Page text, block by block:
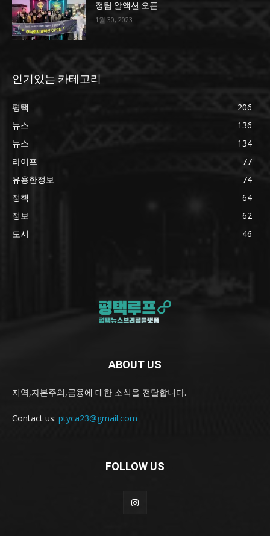
정팀 알액션 오픈
1월 30, 2023
인기있는 카테고리
평택
206
뉴스
136
뉴스
134
라이프
77
유용한정보
74
정책
64
정보
62
도시
46
ABOUT US
지역,자본주의,금융에 대한 소식을 전달합니다.
Contact us: ptyca23@gmail.com
FOLLOW US